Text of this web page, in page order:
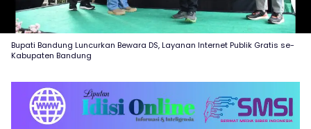
Bupati Bandung Luncurkan Bewara DS, Layanan Internet Publik Gratis se-
Kabupaten Bandung